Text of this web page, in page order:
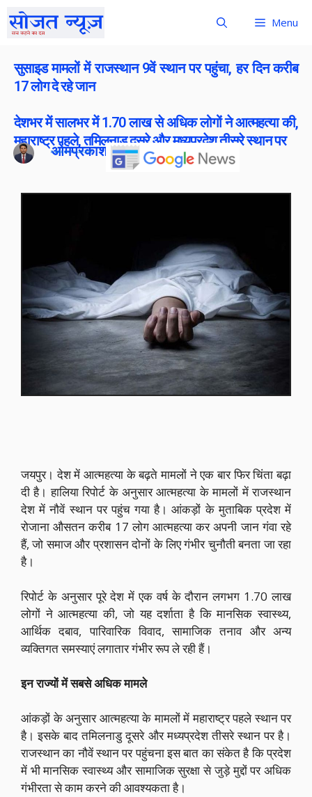
Menu
सुसाइड मामलों में राजस्थान 9वें स्थान पर पहुंचा, हर दिन करीब
17 लोग दे रहे जान
देशभर में सालभर में 1.70 लाख से अधिक लोगों ने आत्महत्या की,
महाराष्ट्र पहले, तमिलनाडु दूसरे और मध्यप्रदेश तीसरे स्थान पर
ओमप्रकाश बोराना
Publish On: 13 June 2026
जयपुर। देश में आत्महत्या के बढ़ते मामलों ने एक बार फिर चिंता बढ़ा
दी है। हालिया रिपोर्ट के अनुसार आत्महत्या के मामलों में राजस्थान
देश में नौवें स्थान पर पहुंच गया है। आंकड़ों के मुताबिक प्रदेश में
रोजाना औसतन करीब 17 लोग आत्महत्या कर अपनी जान गंवा रहे
हैं, जो समाज और प्रशासन दोनों के लिए गंभीर चुनौती बनता जा रहा
है।
रिपोर्ट के अनुसार पूरे देश में एक वर्ष के दौरान लगभग 1.70 लाख
लोगों ने आत्महत्या की, जो यह दर्शाता है कि मानसिक स्वास्थ्य,
आर्थिक दबाव, पारिवारिक विवाद, सामाजिक तनाव और अन्य
व्यक्तिगत समस्याएं लगातार गंभीर रूप ले रही हैं।
इन राज्यों में सबसे अधिक मामले
आंकड़ों के अनुसार आत्महत्या के मामलों में महाराष्ट्र पहले स्थान पर
है। इसके बाद तमिलनाडु दूसरे और मध्यप्रदेश तीसरे स्थान पर है।
राजस्थान का नौवें स्थान पर पहुंचना इस बात का संकेत है कि प्रदेश
में भी मानसिक स्वास्थ्य और सामाजिक सुरक्षा से जुड़े मुद्दों पर अधिक
गंभीरता से काम करने की आवश्यकता है।